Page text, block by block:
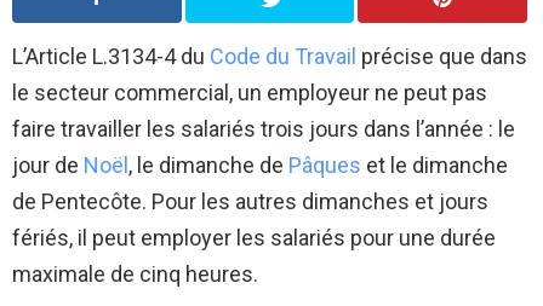
L’Article L.3134-4 du Code du Travail précise que dans
le secteur commercial, un employeur ne peut pas
faire travailler les salariés trois jours dans l’année : le
jour de Noël , le dimanche de Pâques et le dimanche
de Pentecôte. Pour les autres dimanches et jours
fériés, il peut employer les salariés pour une durée
maximale de cinq heures.